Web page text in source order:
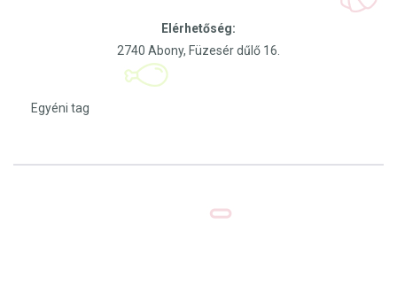
Elérhetőség:
2740 Abony, Füzesér dűlő 16.
Egyéni tag